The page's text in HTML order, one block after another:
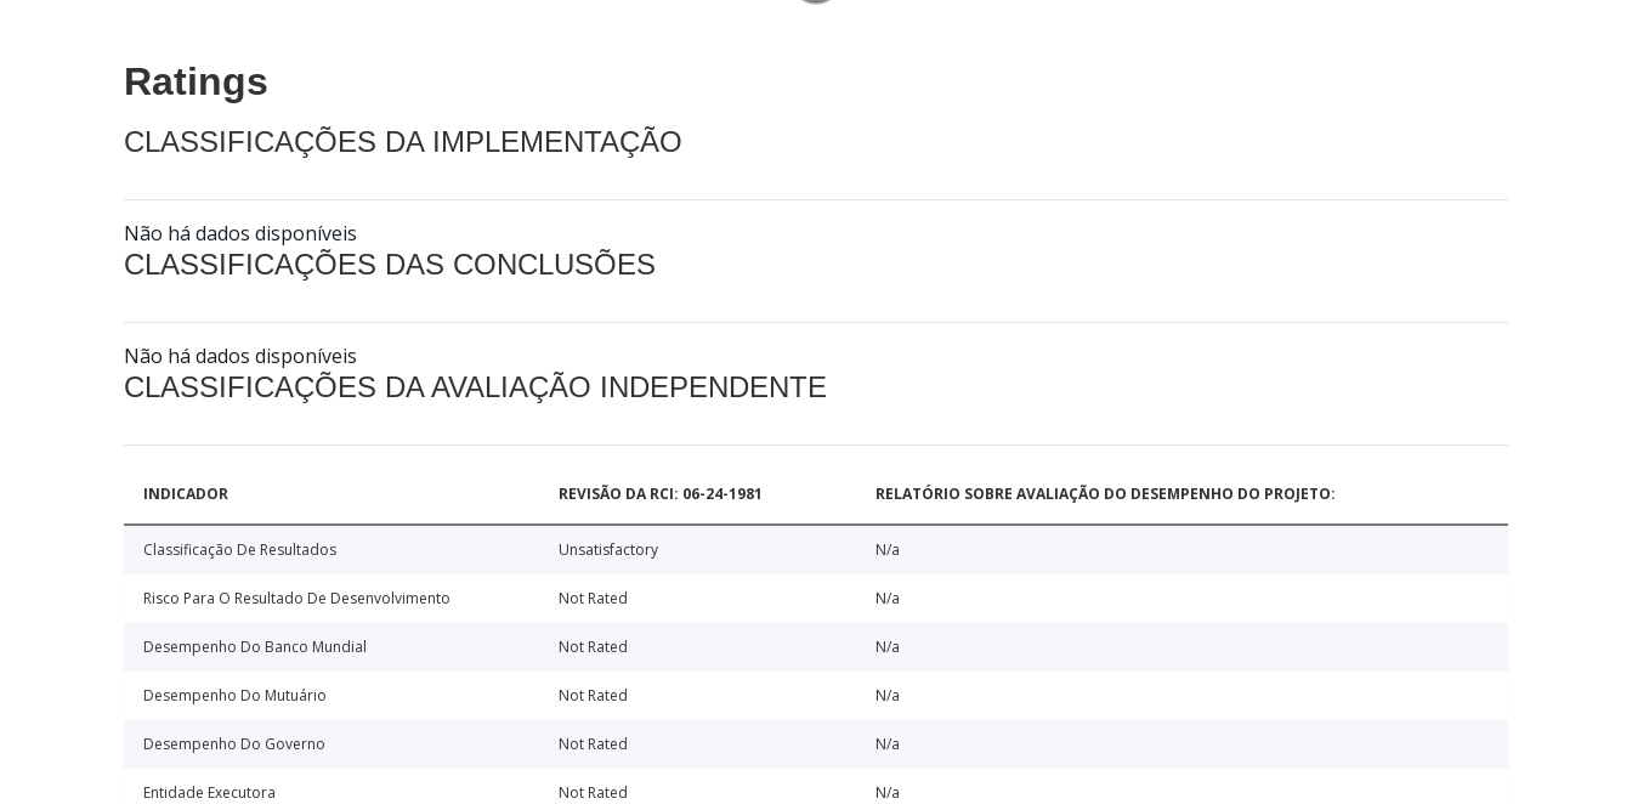
Ratings
CLASSIFICAÇÕES DA IMPLEMENTAÇÃO
Não há dados disponíveis
CLASSIFICAÇÕES DAS CONCLUSÕES
Não há dados disponíveis
CLASSIFICAÇÕES DA AVALIAÇÃO INDEPENDENTE
INDICADOR REVISÃO DA RCI: 06-24-1981 RELATÓRIO SOBRE AVALIAÇÃO DO DESEMPENHO DO PROJETO:
Classificação De Resultados Unsatisfactory N/a
Risco Para O Resultado De Desenvolvimento Not Rated N/a
Desempenho Do Banco Mundial Not Rated N/a
Desempenho Do Mutuário Not Rated N/a
Desempenho Do Governo Not Rated N/a
Entidade Executora Not Rated N/a